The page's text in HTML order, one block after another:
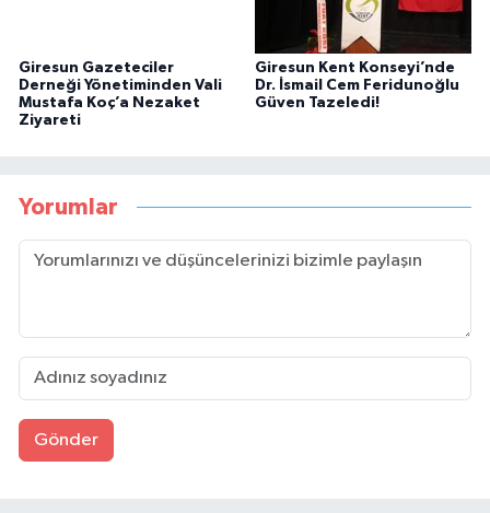
Giresun Gazeteciler
Derneği Yönetiminden Vali
Mustafa Koç’a Nezaket
Ziyareti
Giresun Kent Konseyi’nde
Dr. İsmail Cem Feridunoğlu
Güven Tazeledi!
Yorumlar
Gönder